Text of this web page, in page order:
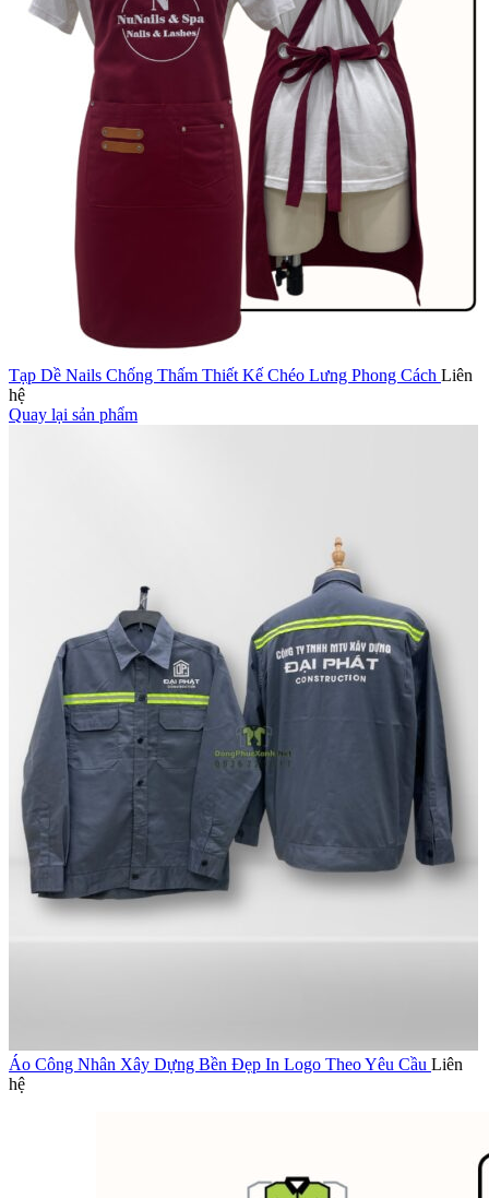
Tạp Dề Nails Chống Thấm Thiết Kế Chéo Lưng Phong Cách Liên
hệ
Quay lại sản phẩm
Áo Công Nhân Xây Dựng Bền Đẹp In Logo Theo Yêu Cầu Liên
hệ